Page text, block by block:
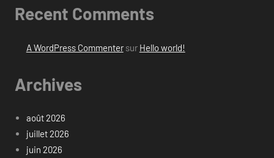
Recent Comments
A WordPress Commentersur Hello world!
Archives
août 2026
juillet 2026
juin 2026